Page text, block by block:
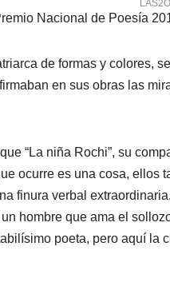
Nacional de Poesía
de formas y colores,
en sus obras las
“La niña Rochi”, su
ocurre es una cosa, ellos
finura verbal
hombre que ama el
poeta, pero aquí la